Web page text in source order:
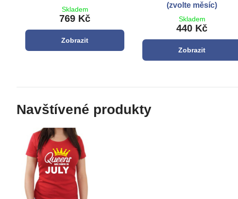
Skladem
769 Kč
Zobrazit
(zvolte měsíc)
Skladem
440 Kč
Zobrazit
Navštívené produkty